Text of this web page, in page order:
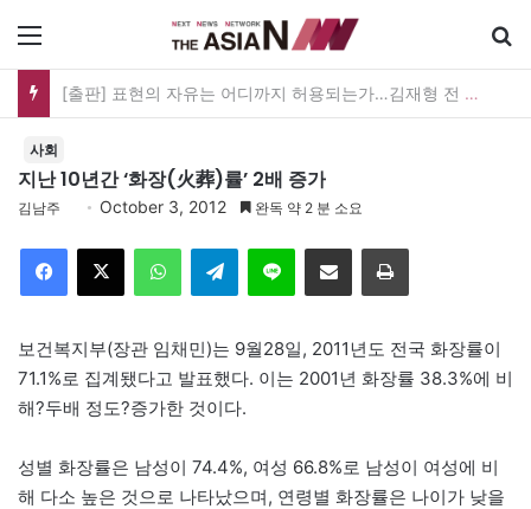
[출판] 표현의 자유는 어디까지 허용되는가…김재형 전 대법관 ‘언론과 인격권’
사회
지난 10년간 ‘화장(火葬)률’ 2배 증가
김남주 October 3, 2012 완독 약 2 분 소요
Telegram 이메일
보건복지부(장관 임채민)는 9월28일, 2011년도 전국 화장률이
71.1%로 집계됐다고 발표했다. 이는 2001년 화장률 38.3%에 비
해?두배 정도?증가한 것이다.
성별 화장률은 남성이 74.4%, 여성 66.8%로 남성이 여성에 비
해 다소 높은 것으로 나타났으며, 연령별 화장률은 나이가 낮을